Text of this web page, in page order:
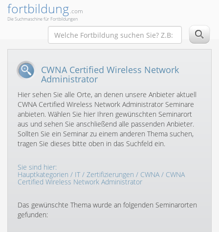
fortbildung.com
Die Suchmaschine für Fortbildungen
CWNA Certified Wireless Network
Administrator
Hier sehen Sie alle Orte, an denen unsere Anbieter aktuell
CWNA Certified Wireless Network Administrator Seminare
anbieten. Wählen Sie hier Ihren gewünschten Seminarort
aus und sehen Sie anschließend alle passenden Anbieter.
Sollten Sie ein Seminar zu einem anderen Thema suchen,
tragen Sie dieses bitte oben in das Suchfeld ein.
Sie sind hier:
Hauptkategorien / IT/ Zertifizierungen / CWNA/ CWNA
Certified Wireless Network Administrator
Das gewünschte Thema wurde an folgenden Seminarorten
gefunden: